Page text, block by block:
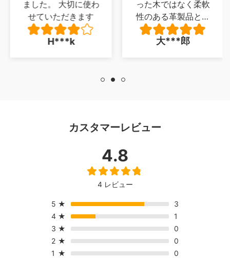
ました。 大切に使わ
せていただきます
H***k
った木ではなく柔軟
性のある革製品とい
うのもよかった、唯
一足がフローリング
配送無料！最高でし
大***郎
カスタマーレビュー
4.8
4 レビュー
5 ★
3
4 ★
1
3 ★
0
2 ★
0
1 ★ 0